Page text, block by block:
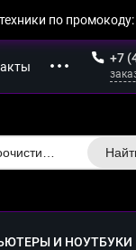
по промокоду:
+7
И НОУТБУКИ